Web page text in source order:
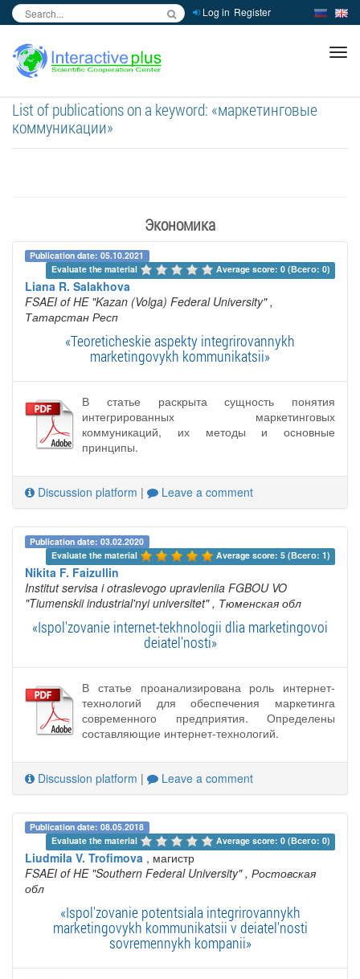
Log in Register
List of publications on a keyword: «маркетинговые
коммуникации»
Экономика
Publication date: 05.10.2021
Evaluate the material
Average score: 0 (Всего: 0)
Liana R. Salakhova
FSAEI of HE "Kazan (Volga) Federal University" ,
Татарстан Респ
«Teoreticheskie aspekty integrirovannykh
marketingovykh kommunikatsii»
В статье раскрыта сущность понятия
интегрированных маркетинговых
коммуникаций, их методы и основные
принципы.
Discussion platform | Leave a comment
Publication date: 03.02.2020
Evaluate the material
Average score: 5 (Всего: 1)
Nikita F. Faizullin
Institut servisa i otraslevogo upravleniia FGBOU VO
"Tiumenskii industrial'nyi universitet" , Тюменская обл
«Ispol'zovanie internet-tekhnologii dlia marketingovoi
deiatel'nosti»
В статье проанализирована роль интернет-
технологий для обеспечения маркетинга
современного предприятия. Определены
составляющие интернет-технологий.
Discussion platform | Leave a comment
Publication date: 08.05.2018
Evaluate the material
Average score: 0 (Всего: 0)
Liudmila V. Trofimova , магистр
FSAEI of HE "Southern Federal University" , Ростовская
обл
«Ispol'zovanie potentsiala integrirovannykh
marketingovykh kommunikatsii v deiatel'nosti
sovremennykh kompanii»